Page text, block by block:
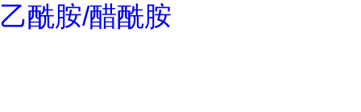
乙酰胺/醋酰胺